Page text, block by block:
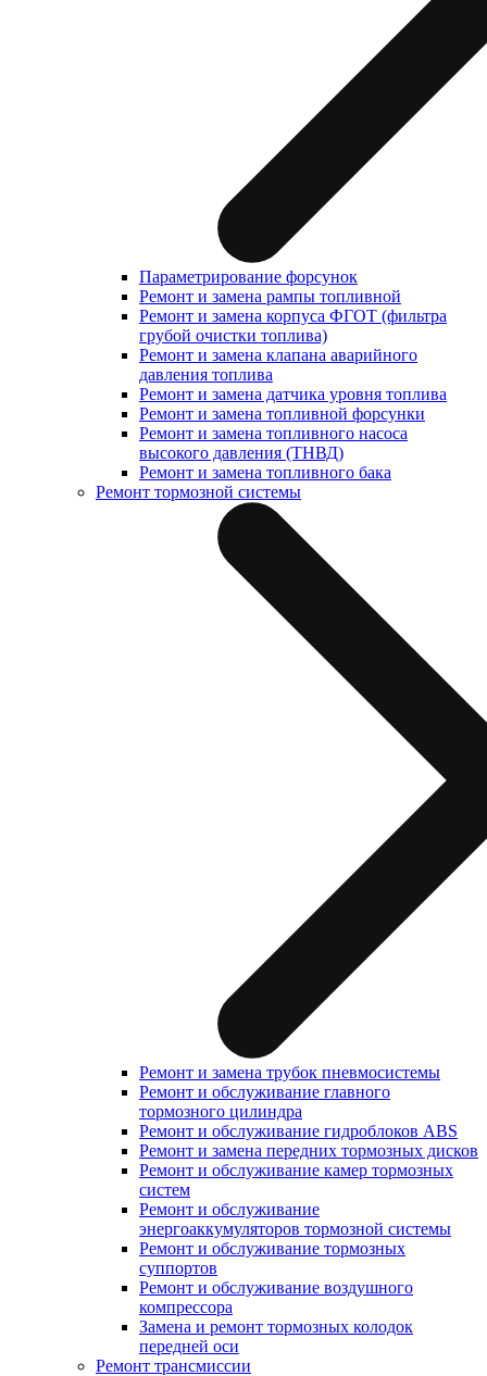
Параметрирование форсунок
Ремонт и замена рампы топливной
Ремонт и замена корпуса ФГОТ (фильтра
грубой очистки топлива)
Ремонт и замена клапана аварийного
давления топлива
Ремонт и замена датчика уровня топлива
Ремонт и замена топливной форсунки
Ремонт и замена топливного насоса
высокого давления (ТНВД)
Ремонт и замена топливного бака
Ремонт тормозной системы
Ремонт и замена трубок пневмосистемы
Ремонт и обслуживание главного
тормозного цилиндра
Ремонт и обслуживание гидроблоков ABS
Ремонт и замена передних тормозных дисков
Ремонт и обслуживание камер тормозных
систем
Ремонт и обслуживание
энергоаккумуляторов тормозной системы
Ремонт и обслуживание тормозных
суппортов
Ремонт и обслуживание воздушного
компрессора
Замена и ремонт тормозных колодок
передней оси
Ремонт трансмиссии